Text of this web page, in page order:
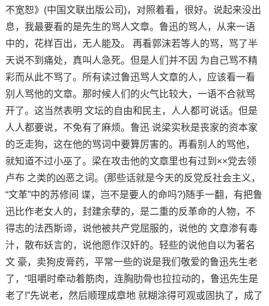
不宽恕》(中国文联出版公司)，对照着看，很好。说起来没出
息，我最要看的是先生的骂人文章。鲁迅的骂人，从来一语
中的，花样百出，无人能及。 再看郭沫若等人的骂，骂了半
天说不到痛处，真叫人急死。但是人们并不因 为自己骂不精
彩而从此不骂了。所有读过鲁迅骂人文章的人，应该看一看
别人骂他的文章。那时候人们的火气比较大，一语不合就骂
开了。这当然表明 文坛的自由和民主，人人都可说话。但是
人人都要说，不免有了麻烦。鲁迅 说梁实秋是丧家的资本家
的乏走狗，这在他的骂词中要算厉害的。再看别人的骂他，
就知道不过小巫了。梁在攻击他的文章里也有过到××党去领
卢布 之类的凶恶之词。(那些话就是今天的反党反社会主义，
“文革”中的苏修间 谍，岂不是要人的命吗?)随手一翻，有把鲁
迅比作老女人的，封建余孽的，是二重的反革命的人物，不
得志的法西斯谛，说他被共产党屈服的，说他的 文章渗有毒
汁，散布妖言的，说他愿作汉奸的。轻些的说他自以为著名
文 豪，卖狗皮膏药，平常一些的说是我们敬爱的鲁迅先生老
了，“咀嚼时牵动着筋肉，连胸肋骨也拉拉动的，鲁迅先生是
老了!”先说老，然后顺理成章地 就糊涂得可观或固执了，成了